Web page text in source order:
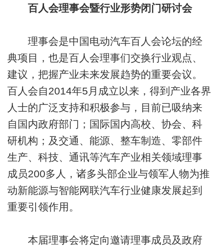
百人会理事会暨行业形势闭门研讨会
理事会是中国电动汽车百人会论坛的经
典项目，也是百人会理事们交换行业观点、
建议，把握产业未来发展趋势的重要会议。
百人会自2014年5月成立以来，得到产业各界
人士的广泛支持和积极参与，目前已吸纳来
自国内政府部门；国际国内高校、协会、科
研机构；及交通、能源、整车制造、零部件
生产、科技、通讯等汽车产业相关领域理事
成员200多人，诸多头部企业与领军人物为推
动新能源与智能网联汽车行业健康发展起到
重要引领作用。
本届理事会将定向邀请理事成员及政府